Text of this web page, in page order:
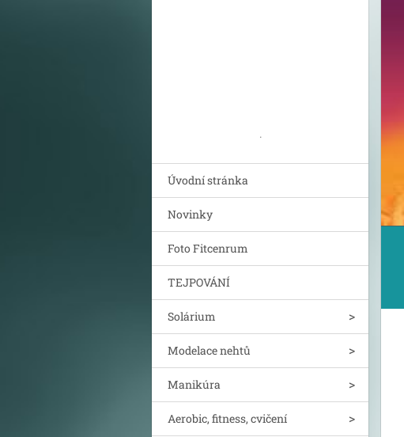
.
Úvodní stránka
Novinky
Foto Fitcenrum
TEJPOVÁNÍ
Solárium
Modelace nehtů
Manikúra
Aerobic, fitness, cvičení